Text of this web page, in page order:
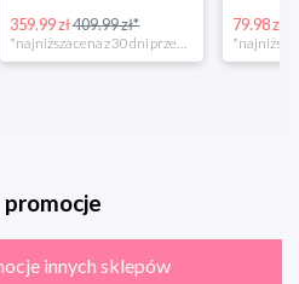
359.99 zł 409.99 zł*
*najniższa cena z 30 dni przed obniżką
79.98 zł
promocje
innych sklepów